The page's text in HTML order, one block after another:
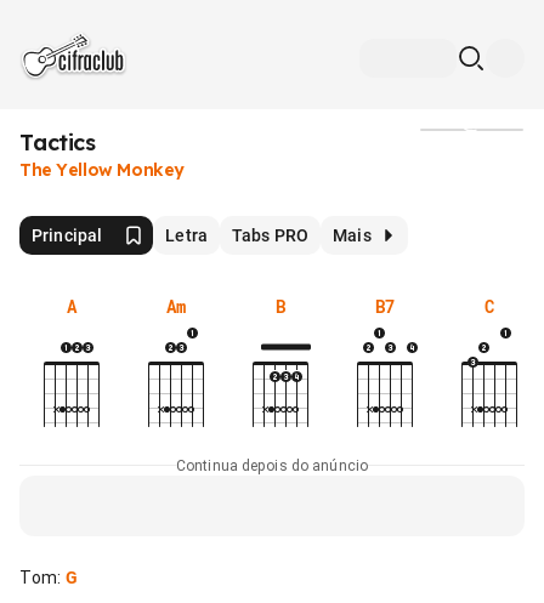
Tactics
The Yellow Monkey
Principal Letra Tabs PRO Mais
A Am B B7 C
Continua depois do anúncio
Tom: G